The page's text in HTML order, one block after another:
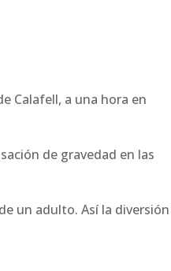
Calafell, a una hora en
de gravedad en las
un adulto. Así la diversión